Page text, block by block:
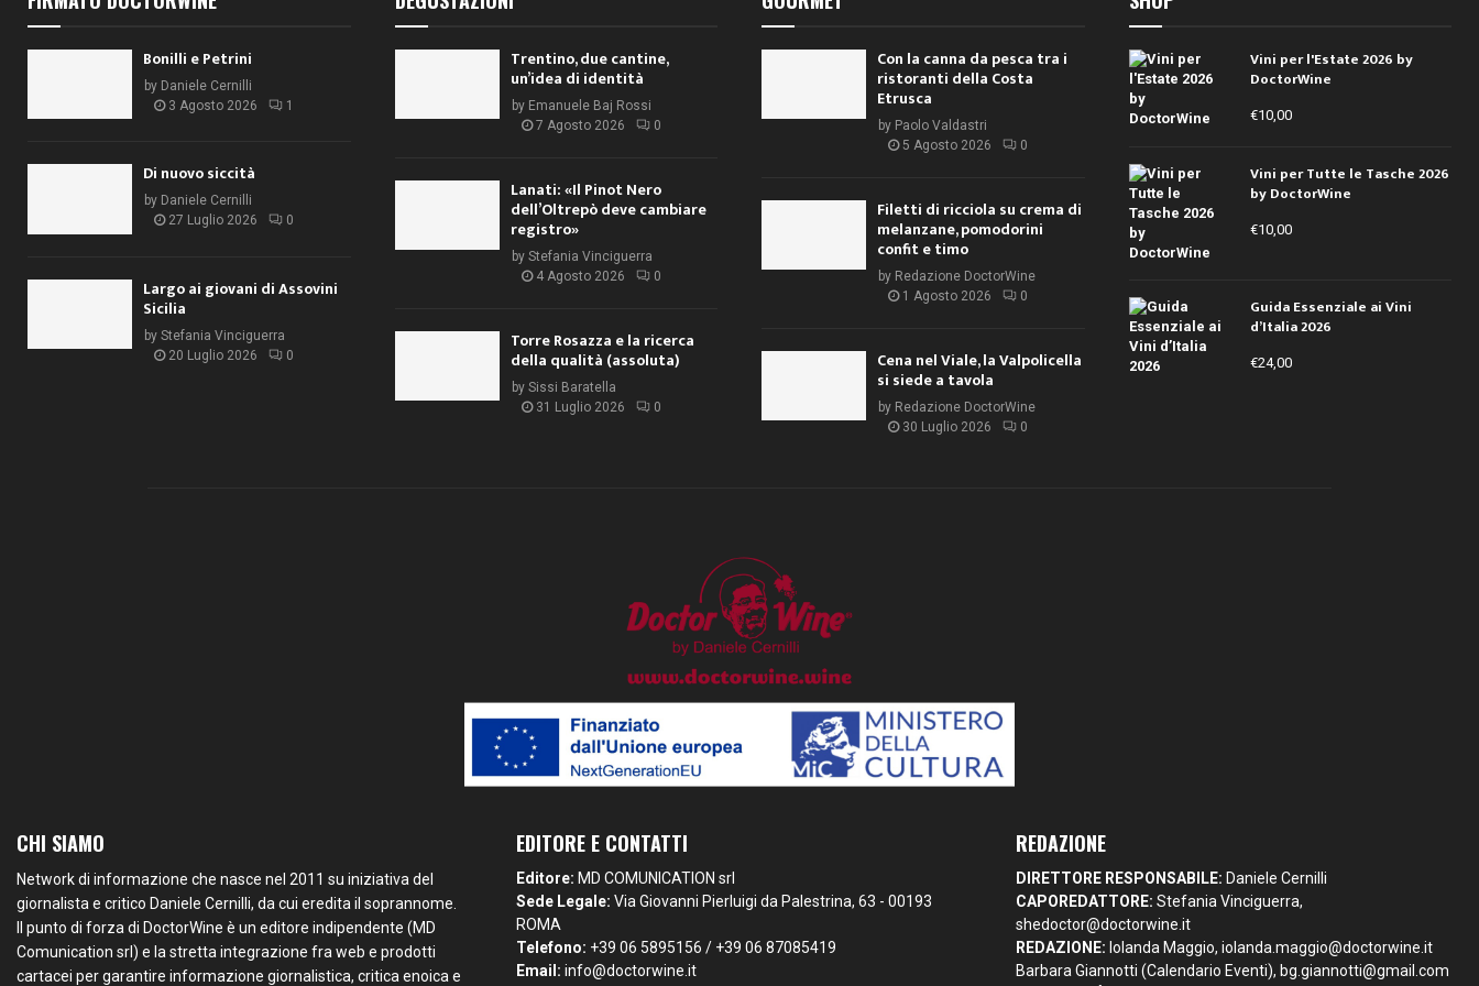
Bonilli e Petrini
by Daniele Cernilli
3 Agosto 2026
1
Di nuovo siccità
by Daniele Cernilli
27 Luglio 2026
0
Largo ai giovani di Assovini
Sicilia
by Stefania Vinciguerra
20 Luglio 2026
0
Trentino, due cantine,
un’idea di identità
by Emanuele Baj Rossi
7 Agosto 2026
0
Lanati: «Il Pinot Nero
dell’Oltrepò deve cambiare
registro»
by Stefania Vinciguerra
4 Agosto 2026
0
Torre Rosazza e la ricerca
della qualità (assoluta)
by Sissi Baratella
31 Luglio 2026
0
Con la canna da pesca tra i
ristoranti della Costa
Etrusca
by Paolo Valdastri
5 Agosto 2026
0
Filetti di ricciola su crema di
melanzane, pomodorini
confit e timo
by Redazione DoctorWine
1 Agosto 2026
0
Cena nel Viale, la Valpolicella
si siede a tavola
by Redazione DoctorWine
30 Luglio 2026
0
Vini per l'Estate 2026 by
DoctorWine
€10,00
Vini per Tutte le Tasche 2026
by DoctorWine
€10,00
Guida Essenziale ai Vini
d’Italia 2026
€24,00
CHI SIAMO
Network di informazione che nasce nel 2011 su iniziativa del
giornalista e critico Daniele Cernilli, da cui eredita il soprannome.
Il punto di forza di DoctorWine è un editore indipendente (MD
Comunication srl) e la stretta integrazione fra web e prodotti
cartacei per garantire informazione giornalistica, critica enoica e
EDITORE E CONTATTI
Editore: MD COMUNICATION srl
Sede Legale: Via Giovanni Pierluigi da Palestrina, 63 - 00193
ROMA
Telefono: +39 06 5895156 / +39 06 87085419
Email: info@doctorwine.it
REDAZIONE
DIRETTORE RESPONSABILE: Daniele Cernilli
CAPOREDATTORE: Stefania Vinciguerra,
shedoctor@doctorwine.it
REDAZIONE: Iolanda Maggio,iolanda.maggio@doctorwine.it
Barbara Giannotti (Calendario Eventi), bg.giannotti@gmail.com